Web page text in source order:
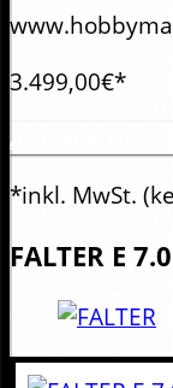
3.499,00€*
Artikel anzeigen
*inkl. MwSt.
FALTER E